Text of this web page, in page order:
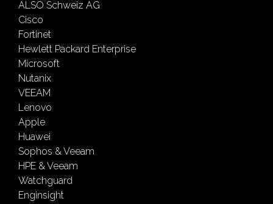
ALSO Schweiz AG
Cisco
Fortinet
Hewlett Packard Enterprise
Microsoft
Nutanix
VEEAM
Lenovo
Apple
Huawei
Sophos & Veeam
HPE & Veeam
Watchguard
Enginsight